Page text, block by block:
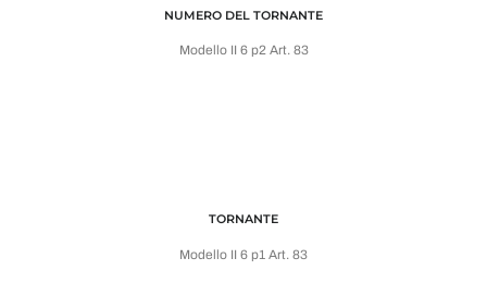
NUMERO DEL TORNANTE
Modello II 6 p2 Art. 83
TORNANTE
Modello II 6 p1 Art. 83